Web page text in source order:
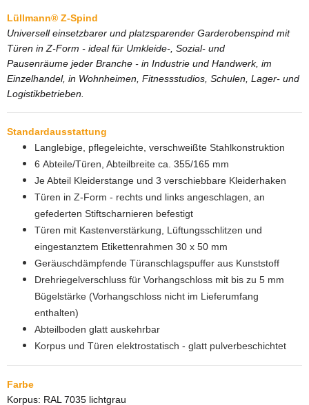
Lüllmann® Z-Spind
Universell einsetzbarer und platzsparender Garderobenspind mit
Türen in Z-Form - ideal für Umkleide-, Sozial- und
Pausenräume jeder Branche - in Industrie und Handwerk, im
Einzelhandel, in Wohnheimen, Fitnessstudios, Schulen, Lager- und
Logistikbetrieben.
Standardausstattung
Langlebige, pflegeleichte, verschweißte Stahlkonstruktion
6 Abteile/Türen, Abteilbreite ca. 355/165 mm
Je Abteil Kleiderstange und 3 verschiebbare Kleiderhaken
Türen in Z-Form - rechts und links angeschlagen, an
gefederten Stiftscharnieren befestigt
Türen mit Kastenverstärkung, Lüftungsschlitzen und
eingestanztem Etikettenrahmen 30 x 50 mm
Geräuschdämpfende Türanschlagspuffer aus Kunststoff
Drehriegelverschluss für Vorhangschloss mit bis zu 5 mm
Bügelstärke (Vorhangschloss nicht im Lieferumfang
enthalten)
Abteilboden glatt auskehrbar
Korpus und Türen elektrostatisch - glatt pulverbeschichtet
Farbe
Korpus: RAL 7035 lichtgrau